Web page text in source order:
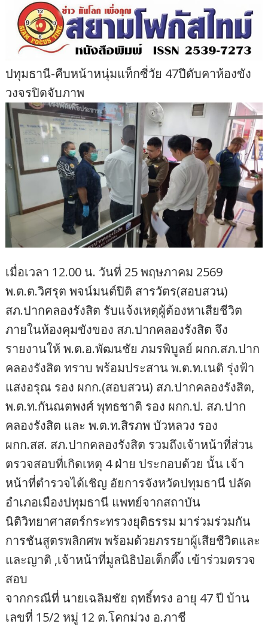
ปทุมธานี-คืบหน้าหนุ่มแท็กซี่วัย 47ปีดับคาห้องขัง
วงจรปิดจับภาพ
เมื่อเวลา 12.00 น. วันที่ 25 พฤษภาคม 2569
พ.ต.ต.วิศรุต พจน์มนต์ปิติ สารวัตร(สอบสวน)
สภ.ปากคลองรังสิต รับแจ้งเหตุผู้ต้องหาเสียชีวิต
ภายในห้องคุมขังของ สภ.ปากคลองรังสิต จึง
รายงานให้ พ.ต.อ.พัฒนชัย ภมรพิบูลย์ ผกก.สภ.ปาก
คลองรังสิต ทราบ พร้อมประสาน พ.ต.ท.เนติ รุ่งฟ้า
แสงอรุณ รอง ผกก.(สอบสวน) สภ.ปากคลองรังสิต,
พ.ต.ท.กันณตพงศ์ พุทธชาติ รอง ผกก.ป. สภ.ปาก
คลองรังสิต และ พ.ต.ท.สิรภพ บัวหลวง รอง
ผกก.สส. สภ.ปากคลองรังสิต รวมถึงเจ้าหน้าที่ส่วน
ตรวจสอบที่เกิดเหตุ 4 ฝ่าย ประกอบด้วย นั้น เจ้า
หน้าที่ตำรวจได้เชิญ อัยการจังหวัดปทุมธานี ปลัด
อำเภอเมืองปทุมธานี แพทย์จากสถาบัน
นิติวิทยาศาสตร์กระทรวงยุติธรรม มาร่วมร่วมกัน
การชันสูตรพลิกศพ พร้อมด้วยภรรยาผู้เสียชีวิตและ
และญาติ ,เจ้าหน้าที่มูลนิธิป่อเต็กตึ๊ง เข้าร่วมตรวจ
สอบ
จากกรณีที่ นายเฉลิมชัย ฤทธิ์ทรง อายุ 47 ปี บ้าน
เลขที่ 15/2 หมู่ 12 ต.โคกม่วง อ.ภาชี